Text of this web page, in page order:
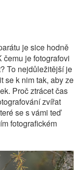
je sice hodně
čemu je fotografovi
To nejdůležitější je
se k nim tak, aby ze
Proč ztrácet čas
zvířat
se s vámi teď
fotografickém